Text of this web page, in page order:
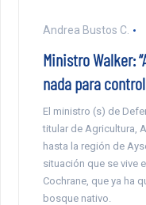
Andrea Bustos C.
Ministro Walker:
nada para
El ministro (s) de
titular de Agricultura,
hasta la región de
situación que se vive
Cochrane, que ya ha
bosque nativo.